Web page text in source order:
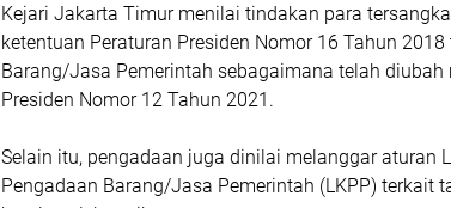
Kejari Jakarta Timur menilai tindakan para
ketentuan Peraturan Presiden Nomor 16 Tahun
Barang/Jasa Pemerintah sebagaimana telah diubah
Presiden Nomor 12 Tahun 2021.
Selain itu, pengadaan juga dinilai melanggar aturan
Pengadaan Barang/Jasa Pemerintah (LKPP) terkait